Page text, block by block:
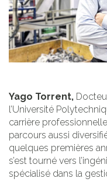
Yago Torrent,
l’Université
carrière
parcours aussi
quelques premières
s’est tourné vers
spécialisé dans la